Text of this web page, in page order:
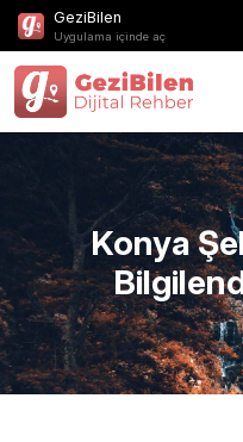
GeziBilen
Uygulama içinde aç
Konya